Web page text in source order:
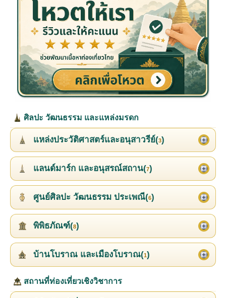
ศิลปะ วัฒนธรรม และแหล่งมรดก
แหล่งประวัติศาสตร์และอนุสาวรีย์(3)
แลนด์มาร์ก และอนุสรณ์สถาน(7)
ศูนย์ศิลปะ วัฒนธรรม ประเพณี(6)
พิพิธภัณฑ์(8)
บ้านโบราณ และเมืองโบราณ(1)
สถานที่ท่องเที่ยวเชิงวิชาการ